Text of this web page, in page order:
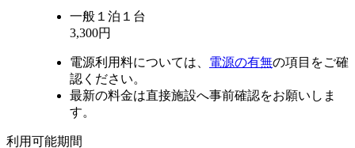
一般 １泊１台
3,300円
電源利用料については、 電源の有無の項目をご確
認ください。
最新の料金は直接施設へ事前確認をお願いしま
す。
利用可能期間